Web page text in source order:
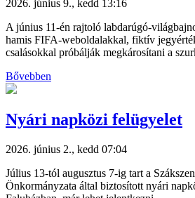
2026. június 9., kedd 13:16
A június 11-én rajtoló labdarúgó-
hamis FIFA-weboldalakkal, fiktív
csalásokkal próbálják megkárosítani a
Bővebben
Nyári napközi felügyelet
2026. június 2., kedd 07:04
Július 13-tól augusztus 7-ig tart a
Önkormányzata által biztosított nyári